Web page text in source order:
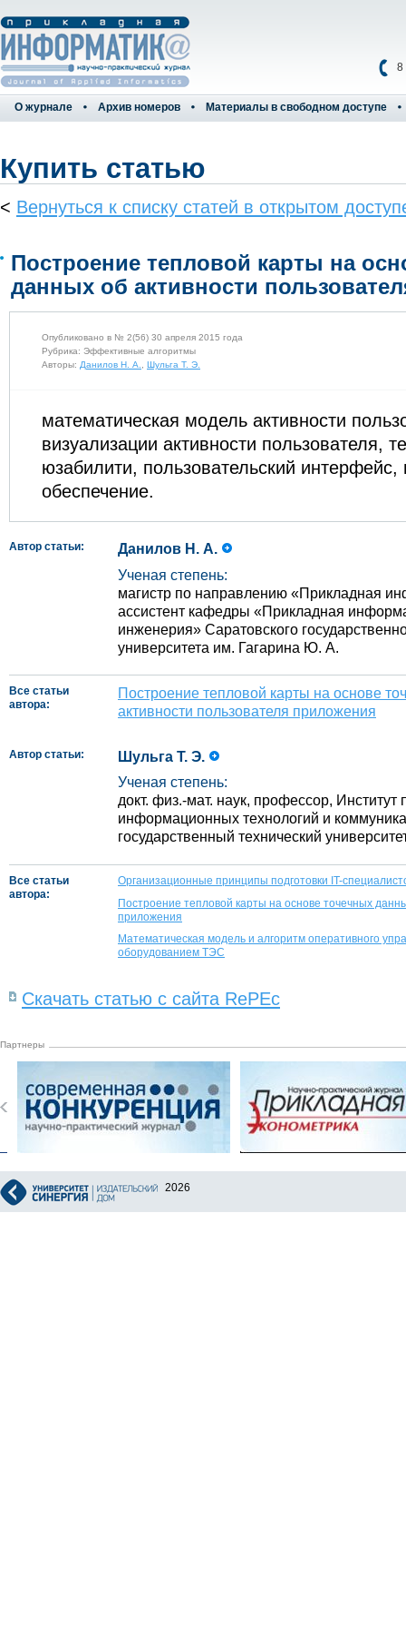
8
О журнале Архив номеров Материалы в свободном доступе
Купить статью
< Вернуться к списку статей в открытом
Построение тепловой карты на
данных об активности
Опубликовано в № 2(56) 30 апреля 2015 года
Рубрика: Эффективные алгоритмы
Авторы: Данилов Н. А., Шульга Т. Э.
математическая модель активности
визуализации активности пользователя,
юзабилити, пользовательский
обеспечение.
Автор статьи:
Данилов Н. А.
Ученая степень:
магистр по направлению «Прикладная
ассистент кафедры «Прикладная
инженерия» Саратовского
университета им. Гагарина Ю. А.
Все статьи
автора:
Построение тепловой карты на основе
активности пользователя приложения
Автор статьи:
Шульга Т. Э.
Ученая степень:
докт. физ.‑мат. наук, профессор, Институт
информационных технологий и
государственный технический
Все статьи
автора:
Организационные принципы подготовки IT-
Построение тепловой карты на основе точечных
приложения
Математическая модель и алгоритм оперативного
оборудованием ТЭС
Скачать статью с сайта RePEc
Партнеры
2026